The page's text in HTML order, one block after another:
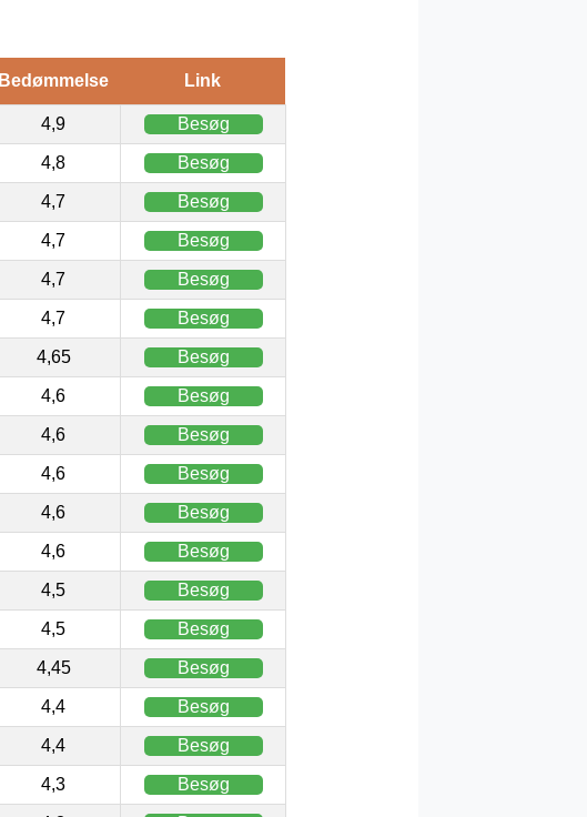
Bedømmelse Link
4,9 Besøg
4,8 Besøg
4,7 Besøg
4,7 Besøg
4,7 Besøg
4,7 Besøg
4,65 Besøg
4,6 Besøg
4,6 Besøg
4,6 Besøg
4,6 Besøg
4,6 Besøg
4,5 Besøg
4,5 Besøg
4,45 Besøg
4,4 Besøg
4,4 Besøg
4,3 Besøg